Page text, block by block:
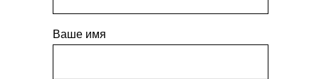
Ваше имя